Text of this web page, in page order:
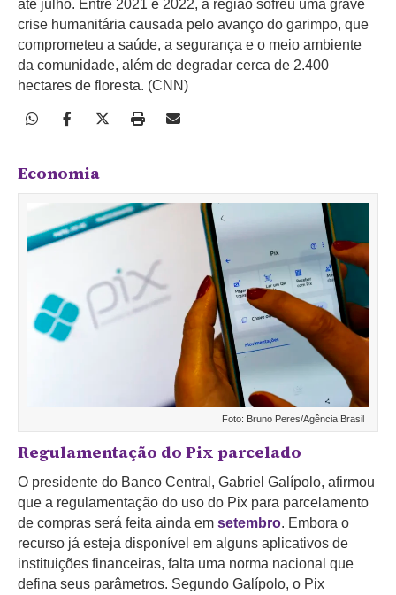
até julho. Entre 2021 e 2022, a região sofreu uma grave
crise humanitária causada pelo avanço do garimpo, que
comprometeu a saúde, a segurança e o meio ambiente
da comunidade, além de degradar cerca de 2.400
hectares de floresta. (CNN)
Economia
Foto: Bruno Peres/Agência Brasil
Regulamentação do Pix parcelado
O presidente do Banco Central, Gabriel Galípolo, afirmou
que a regulamentação do uso do Pix para parcelamento
de compras será feita ainda em setembro. Embora o
recurso já esteja disponível em alguns aplicativos de
instituições financeiras, falta uma norma nacional que
defina seus parâmetros. Segundo Galípolo, o Pix